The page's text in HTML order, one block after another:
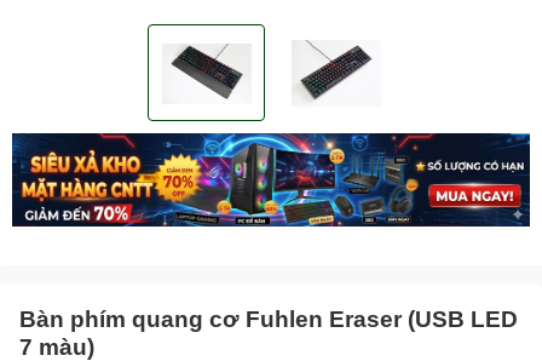
Bàn phím quang cơ Fuhlen Eraser (USB LED
7 màu)